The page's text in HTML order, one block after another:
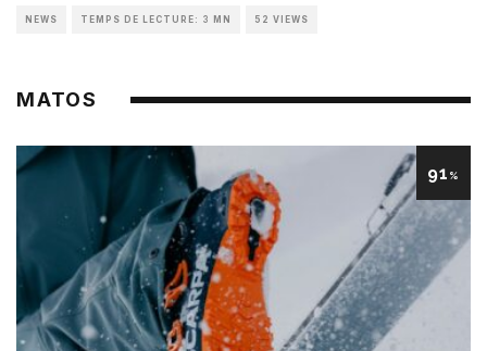
NEWS TEMPS DE LECTURE: 3 MN 52 VIEWS
MATOS
91 %